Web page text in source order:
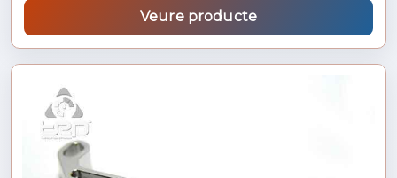
Veure producte